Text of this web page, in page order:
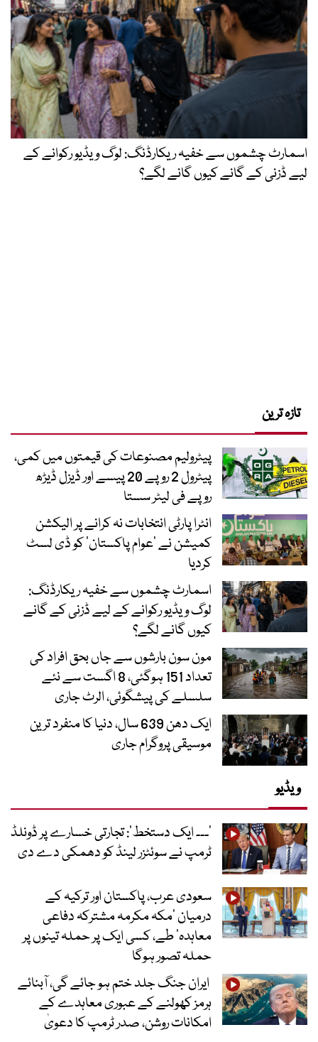
اسمارٹ چشموں سے خفیہ ریکارڈنگ: لوگ ویڈیو رکوانے کے
لیے ڈزنی کے گانے کیوں گانے لگے؟
تازہ ترین
پیٹرولیم مصنوعات کی قیمتوں میں کمی،
پیٹرول 2 روپے 20 پیسے اور ڈیزل ڈیڑھ
روپے فی لیٹر سستا
انٹرا پارٹی انتخابات نہ کرانے پر الیکشن
کمیشن نے ’عوام پاکستان‘ کو ڈی لسٹ
کردیا
اسمارٹ چشموں سے خفیہ ریکارڈنگ:
لوگ ویڈیو رکوانے کے لیے ڈزنی کے گانے
کیوں گانے لگے؟
مون سون بارشوں سے جاں بحق افراد کی
تعداد 151 ہوگئی، 8 اگست سے نئے
سلسلے کی پیشگوئی، الرٹ جاری
ایک دھن 639 سال، دنیا کا منفرد ترین
موسیقی پروگرام جاری
ویڈیو
’۔۔۔ ایک دستخط‘: تجارتی خسارے پر ڈونلڈ
ٹرمپ نے سوئٹزر لینڈ کو دھمکی دے دی
سعودی عرب، پاکستان اور ترکیہ کے
درمیان ’مکہ مکرمہ مشترکہ دفاعی
معاہدہ‘ طے، کسی ایک پر حملہ تینوں پر
حملہ تصور ہوگا
ایران جنگ جلد ختم ہو جائے گی، آبنائے
ہرمز کھولنے کے عبوری معاہدے کے
امکانات روشن، صدر ٹرمپ کا دعویٰ